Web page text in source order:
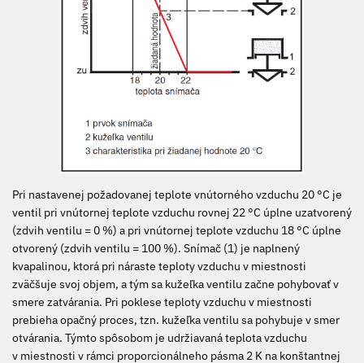
Pri nastavenej požadovanej teplote vnútorného vzduchu 20 °C je
ventil pri vnútornej teplote vzduchu rovnej 22 °C úplne uzatvorený
(zdvih ventilu = 0 %) a pri vnútornej teplote vzduchu 18 °C úplne
otvorený (zdvih ventilu = 100 %). Snímač (1) je naplnený
kvapalinou, ktorá pri náraste teploty vzduchu v miestnosti
zväčšuje svoj objem, a tým sa kužeľka ventilu začne pohybovať v
smere zatvárania. Pri poklese teploty vzduchu v miestnosti
prebieha opačný proces, tzn. kužeľka ventilu sa pohybuje v smer
otvárania. Týmto spôsobom je udržiavaná teplota vzduchu
v miestnosti v rámci proporcionálneho pásma 2 K na konštantnej